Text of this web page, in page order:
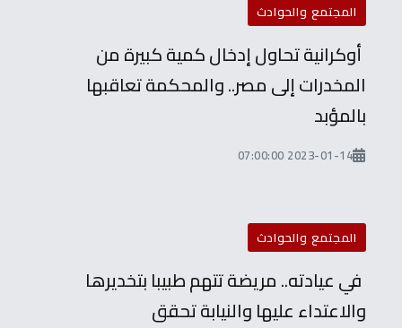
المجتمع والحوادث
أوكرانية تحاول إدخال كمية كبيرة من
المخدرات إلى مصر.. والمحكمة تعاقبها
بالمؤبد
2023-01-14 07:00:00
المجتمع والحوادث
في عيادته.. مريضة تتهم طبيبا بتخديرها
والاعتداء عليها والنيابة تحقق